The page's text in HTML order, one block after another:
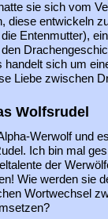
sie sich vom
diese entwickeln
Entenmutter),
handelt sich um
Liebe zwischen
Wolfsrudel
Werwolf und
Ich bin mal
der
Wie werden sie
Wortwechsel